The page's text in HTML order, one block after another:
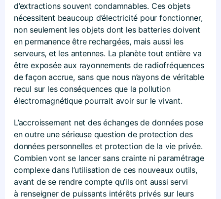
d’extractions souvent condamnables. Ces objets
nécessitent beaucoup d’électricité pour fonctionner,
non seulement les objets dont les batteries doivent
en permanence être rechargées, mais aussi les
serveurs, et les antennes. La planète tout entière va
être exposée aux rayonnements de radiofréquences
de façon accrue, sans que nous n’ayons de véritable
recul sur les conséquences que la pollution
électromagnétique pourrait avoir sur le vivant.
L’accroissement net des échanges de données pose
en outre une sérieuse question de protection des
données personnelles et protection de la vie privée.
Combien vont se lancer sans crainte ni paramétrage
complexe dans l’utilisation de ces nouveaux outils,
avant de se rendre compte qu’ils ont aussi servi
à renseigner de puissants intérêts privés sur leurs